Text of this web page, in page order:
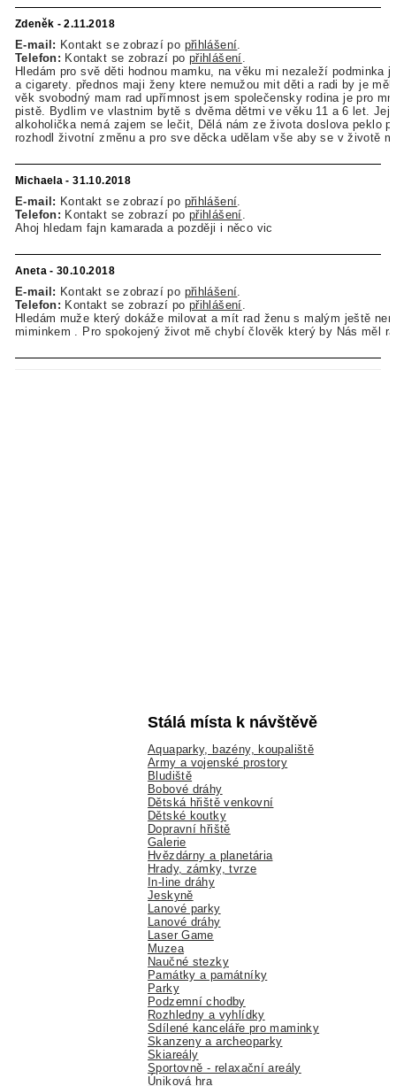
Zdeněk - 2.11.2018
E-mail: Kontakt se zobrazí po přihlášení
Telefon: Kontakt se zobrazí po přihlášení
Hledám pro svě děti hodnou mamku, na věku mi nezaleží podminka
a cigarety. přednos maji ženy ktere nemužou mit děti a radi by je
věk svobodný mam rad upřímnost jsem společensky rodina je pro
pistě. Bydlim ve vlastnim bytě s dvěma dětmi ve věku 11 a 6 let.
alkoholička nemá zajem se lečit, Dělá nám ze života doslova peklo
rozhodl životní změnu a pro sve děcka udělam vše aby se v životě
Michaela - 31.10.2018
E-mail: Kontakt se zobrazí po přihlášení
Telefon: Kontakt se zobrazí po přihlášení
Ahoj hledam fajn kamarada a později i něco vic
Aneta - 30.10.2018
E-mail: Kontakt se zobrazí po přihlášení
Telefon: Kontakt se zobrazí po přihlášení
Hledám muže který dokáže milovat a mít rad ženu s malým ještě
miminkem . Pro spokojený život mě chybí člověk který by Nás měl
Stálá místa k návštěvě
Aquaparky, bazény, koupaliště
Army a vojenské prostory
Bludiště
Bobové dráhy
Dětská hřiště venkovní
Dětské koutky
Dopravní hřiště
Galerie
Hvězdárny a planetária
Hrady, zámky, tvrze
In-line dráhy
Jeskyně
Lanové parky
Lanové dráhy
Laser Game
Muzea
Naučné stezky
Památky a památníky
Parky
Podzemní chodby
Rozhledny a vyhlídky
Sdílené kanceláře pro maminky
Skanzeny a archeoparky
Skiareály
Sportovně - relaxační areály
Úniková hra